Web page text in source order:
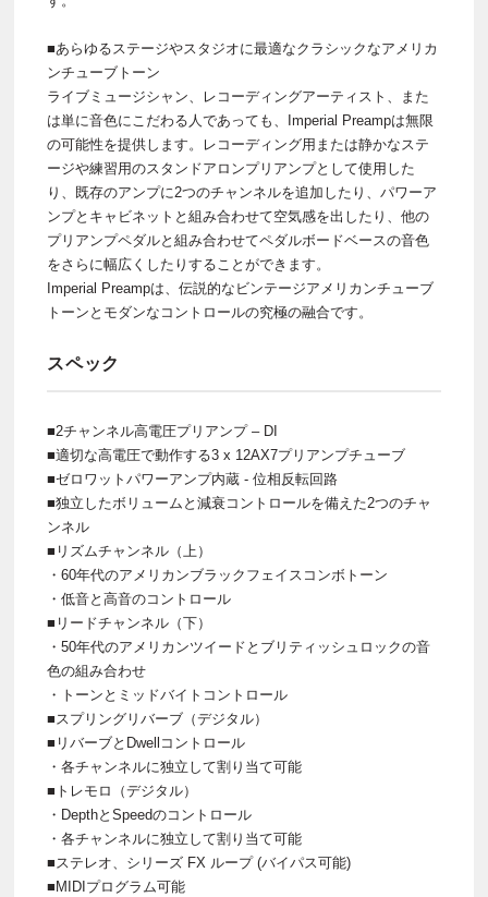
■あらゆるステージやスタジオに最適なクラシックなアメリカ
ンチューブトーン
ライブミュージシャン、レコーディングアーティスト、また
は単に音色にこだわる人であっても、Imperial Preampは無限
の可能性を提供します。レコーディング用または静かなステ
ージや練習用のスタンドアロンプ​​リアンプとして使用した
り、既存のアンプに2つのチャンネルを追加したり、パワーア
ンプとキャビネットと組み合わせて空気感を出したり、他の
プリアンプペダルと組み合わせてペダルボードベースの音色
をさらに幅広くしたりすることができます。
Imperial Preampは、伝説的なビンテージアメリカンチューブ
トーンとモダンなコントロールの究極の融合です。
スペック
■2チャンネル高電圧プリアンプ – DI
■適切な高電圧で動作する3 x 12AX7プリアンプチューブ
■ゼロワットパワーアンプ内蔵 - 位相反転回路
■独立したボリュームと減衰コントロールを備えた2つのチャ
ンネル
■リズムチャンネル（上）
・60年代のアメリカンブラックフェイスコンボトーン
・低音と高音のコントロール
■リードチャンネル（下）
・50年代のアメリカンツイードとブリティッシュロックの音
色の組み合わせ
・トーンとミッドバイトコントロール
■スプリングリバーブ（デジタル）
■リバーブとDwellコントロール
・各チャンネルに独立して割り当て可能
■トレモロ（デジタル）
・DepthとSpeedのコントロール
・各チャンネルに独立して割り当て可能
■ステレオ、シリーズ FX ループ (バイパス可能)
■MIDIプログラム可能